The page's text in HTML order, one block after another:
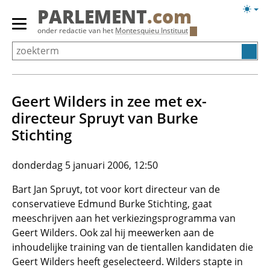
Overslaan
Primair
menu
tonen/verbergen
PARLEMENT.com
onder redactie van het Montesquieu Instituut
Geert Wilders in zee met ex-
directeur Spruyt van Burke
Stichting
donderdag 5 januari 2006, 12:50
Bart Jan Spruyt, tot voor kort directeur van de
conservatieve Edmund Burke Stichting, gaat
meeschrijven aan het verkiezingsprogramma van
Geert Wilders. Ook zal hij meewerken aan de
inhoudelijke training van de tientallen kandidaten die
Geert Wilders heeft geselecteerd. Wilders stapte in